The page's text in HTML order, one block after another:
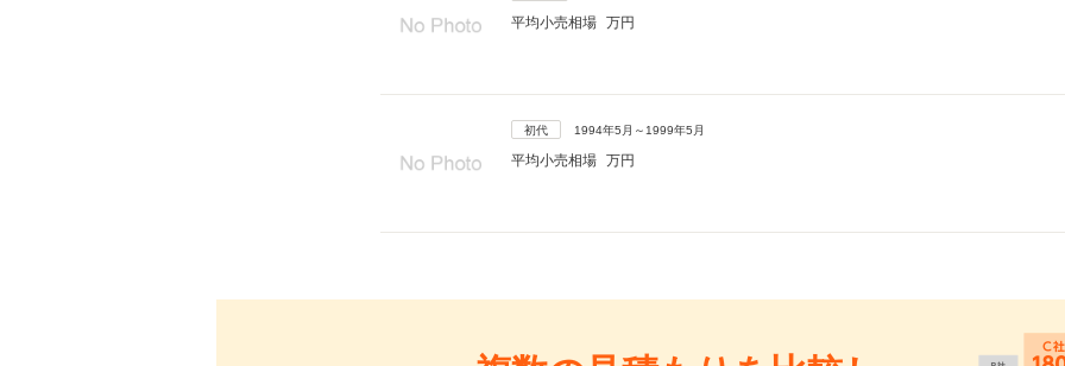
平均小売相場 万円
初代 1994年5月～1999年5月
平均小売相場 万円